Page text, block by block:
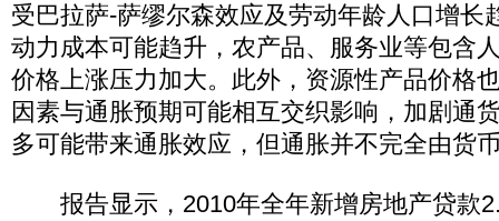
受巴拉萨-萨缪尔森效应及劳动年龄人口增长
动力成本可能趋升，农产品、服务业等包含
价格上涨压力加大。此外，资源性产品价格
因素与通胀预期可能相互交织影响，加剧通
多可能带来通胀效应，但通胀并不完全由货
报告显示，2010年全年新增房地产贷款